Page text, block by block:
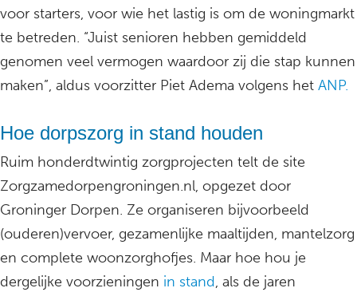
voor starters, voor wie het lastig is om de woningmarkt
te betreden. “Juist senioren hebben gemiddeld
genomen veel vermogen waardoor zij die stap kunnen
maken”, aldus voorzitter Piet Adema volgens het ANP.
Hoe dorpszorg in stand houden
Ruim honderdtwintig zorgprojecten telt de site
Zorgzamedorpengroningen.nl, opgezet door
Groninger Dorpen. Ze organiseren bijvoorbeeld
(ouderen)vervoer, gezamenlijke maaltijden, mantelzorg
en complete woonzorghofjes. Maar hoe hou je
dergelijke voorzieningen in stand, als de jaren